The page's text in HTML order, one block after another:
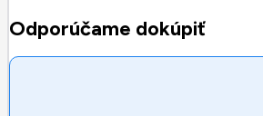
Odporúčame dokúpiť